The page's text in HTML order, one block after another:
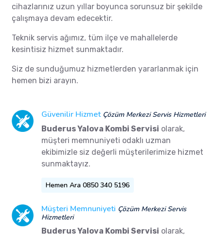
cihazlarınız uzun yıllar boyunca sorunsuz bir şekilde
çalışmaya devam edecektir.
Teknik servis ağımız, tüm ilçe ve mahallelerde
kesintisiz hizmet sunmaktadır.
Siz de sunduğumuz hizmetlerden yararlanmak için
hemen bizi arayın.
Güvenilir Hizmet Çözüm Merkezi Servis Hizmetleri
Buderus Yalova Kombi Servisi olarak,
müşteri memnuniyeti odaklı uzman
ekibimizle siz değerli müşterilerimize hizmet
sunmaktayız.
Hemen Ara 0850 340 5196
Müşteri Memnuniyeti Çözüm Merkezi Servis
Hizmetleri
Buderus Yalova Kombi Servisi olarak,